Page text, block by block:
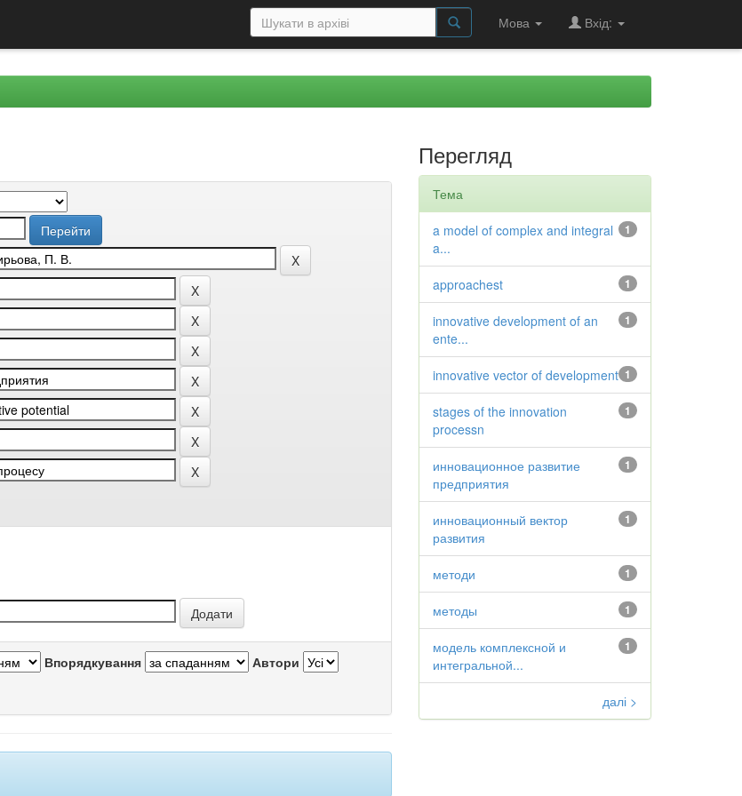
Мова Вхід:
Впорядкування Автори
Перегляд
Тема
1
a model of complex and integral
a...
1
approachest
1
innovative development of an
ente...
1
innovative vector of development
1
stages of the innovation
processn
1
инновационное развитие
предприятия
1
инновационный вектор
развития
1
методи
1
методы
1
модель комплексной и
интегральной...
далі >